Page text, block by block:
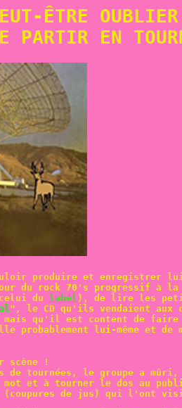
ÊTRE OUBLIER
PARTIR EN
produire et enregistrer lui-
du rock 70's progressif à la
du label ), de lire les
", le CD qu'ils vendaient aux
qu'il est content de
lui-même et de
scène !
tournées, le groupe a
mot et à tourner le dos au
de jus) qui l'ont